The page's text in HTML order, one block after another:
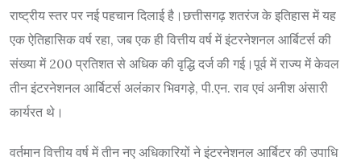
राष्ट्रीय स्तर पर नई पहचान दिलाई है।छत्तीसगढ़ शतरंज के इतिहास में यह
एक ऐतिहासिक वर्ष रहा, जब एक ही वित्तीय वर्ष में इंटरनेशनल आर्बिटर्स की
संख्या में 200 प्रतिशत से अधिक की वृद्धि दर्ज की गई।पूर्व में राज्य में केवल
तीन इंटरनेशनल आर्बिटर्स अलंकार भिवगड़े, पी.एन. राव एवं अनीश अंसारी
कार्यरत थे।
वर्तमान वित्तीय वर्ष में तीन नए अधिकारियों ने इंटरनेशनल आर्बिटर की उपाधि